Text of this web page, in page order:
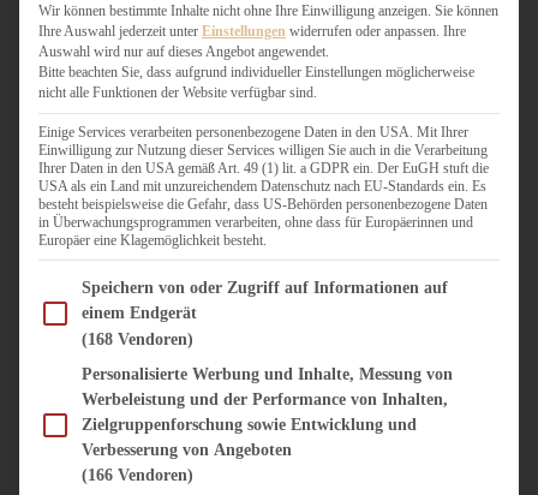
BURGER & SANDWICHES
FIX AUF DEM TISCH
FLEISCH & FISCH
GRILLEN / BARBECUE
HERZHAFTES BACKEN
ONE-POT-GERICHTE
PASTA & NUDELGERICHTE
PIZZA, TARTES & QUICHES
REIS & RISOTTO
SALATE & SNACKS
SUPPENKASPEREIEN
VORSPEISEN
SÜSS & HERZHAFT
BROTAUFSTRICH
Wir können bestimmte Inhalte nicht ohne Ihre Einwilligung anzeigen. Sie können
Ihre Auswahl jederzeit unter Einstellungen widerrufen oder anpassen. Ihre
Auswahl wird nur auf dieses Angebot angewendet.
Bitte beachten Sie, dass aufgrund individueller Einstellungen möglicherweise
nicht alle Funktionen der Website verfügbar sind.
Einige Services verarbeiten personenbezogene Daten in den USA. Mit Ihrer
Einwilligung zur Nutzung dieser Services willigen Sie auch in die Verarbeitung
Ihrer Daten in den USA gemäß Art. 49 (1) lit. a GDPR ein. Der EuGH stuft die
USA als ein Land mit unzureichendem Datenschutz nach EU-Standards ein. Es
besteht beispielsweise die Gefahr, dass US-Behörden personenbezogene Daten
in Überwachungsprogrammen verarbeiten, ohne dass für Europäerinnen und
Europäer eine Klagemöglichkeit besteht.
Im Folgenden finden Sie eine Liste der Zwecke des IAB Transparency and Consent
Speichern von oder Zugriff auf Informationen auf
einem Endgerät
(168 Vendoren)
Personalisierte Werbung und Inhalte, Messung von
Werbeleistung und der Performance von Inhalten,
Zielgruppenforschung sowie Entwicklung und
Verbesserung von Angeboten
(166 Vendoren)